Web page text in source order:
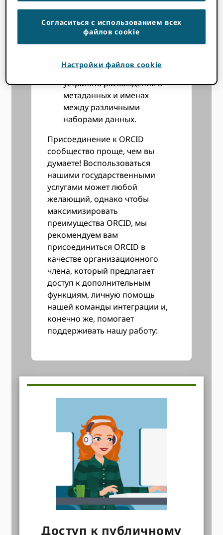
и улучшить доступность их
сообществе,
соответствовать
правительства, а также
устранять расхождения в
метаданных и именах
между различными
наборами данных.
Присоединение к ORCID
сообщество проще, чем вы
думаете! Воспользоваться
нашими государственными
услугами может любой
желающий, однако чтобы
максимизировать
преимущества ORCID, мы
рекомендуем вам
присоединиться ORCID в
качестве организационного
члена, который предлагает
доступ к дополнительным
функциям, личную помощь
нашей команды интеграции и,
конечно же, помогает
поддерживать нашу работу:
Доступ к публичному
Согласиться с использованием всех
файлов cookie
Настройки файлов cookie